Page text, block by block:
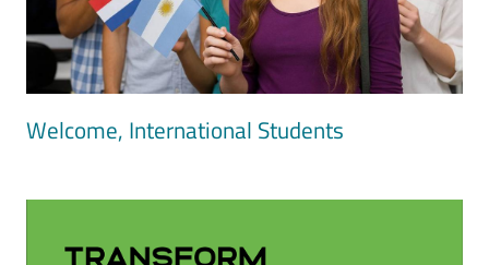
Welcome, International Students